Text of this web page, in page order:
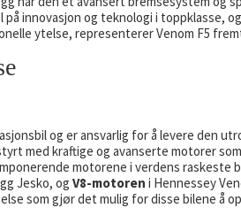
på innovasjon og teknologi i toppklasse,
ytelse, representerer Venom F5
og er ansvarlig for å levere den
med kraftige og avanserte motorer
motorene i verdens raskeste
Jesko, og V8-motoren i Hennessey
som gjør det mulig for disse bilene å